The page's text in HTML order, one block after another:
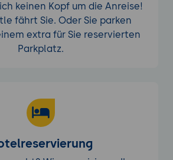
keinen Kopf um die Anreise!
fährt Sie. Oder Sie parken
extra für Sie reservierten
Parkplatz.